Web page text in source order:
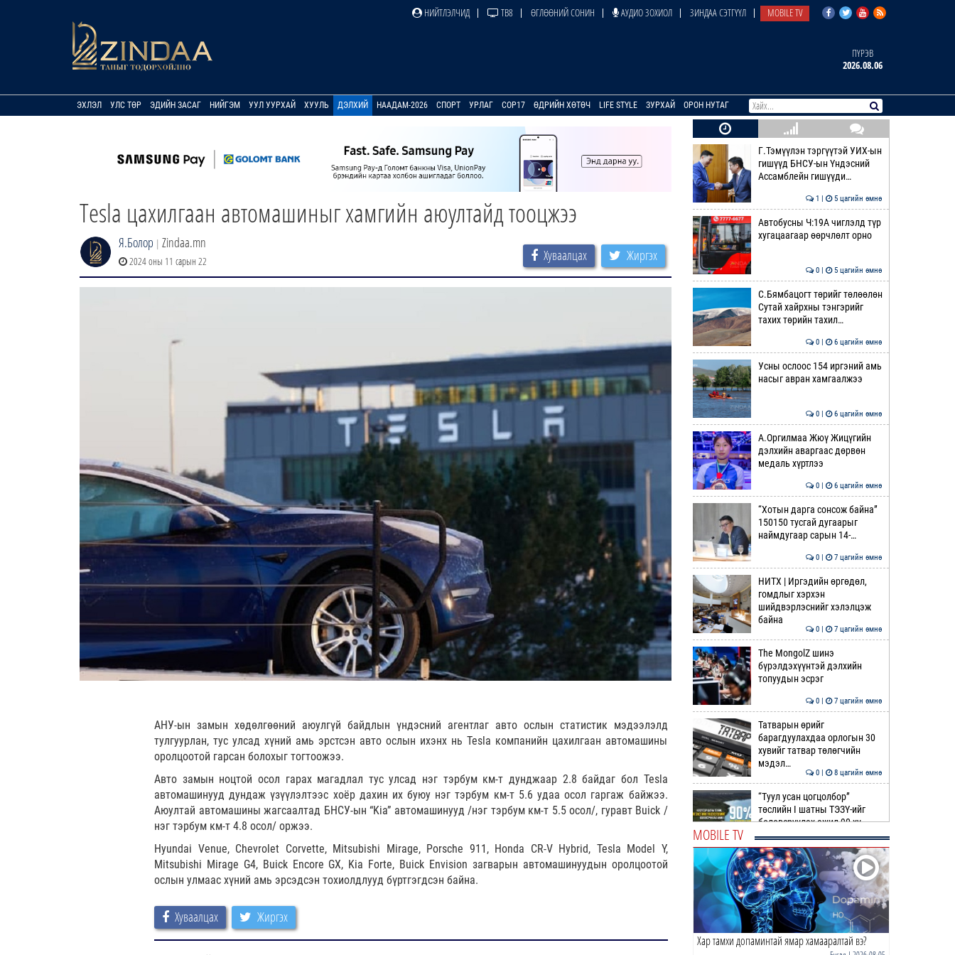
НИЙТЛЭЛЧИД ТВ8 ӨГЛӨӨНИЙ СОНИН АУДИО ЗОХИОЛ ЗИНДАА СЭТГҮҮЛ MOBILE TV
ПҮРЭВ
2026.08.06
ЭХЛЭЛ УЛС ТӨР ЭДИЙН ЗАСАГ НИЙГЭМ УУЛ УУРХАЙ ХУУЛЬ ДЭЛХИЙ НААДАМ-2026 СПОРТ УРЛАГ COP17 ӨДРИЙН ХӨТӨЧ LIFE STYLE ЗУРХАЙ ОРОН НУТАГ
Tesla цахилгаан автомашиныг хамгийн аюултайд тооцжээ
Я.Болор | Zindaa.mn
2024 оны 11 сарын 22 Хуваалцах Жиргэх
АНУ-ын замын хөдөлгөөний аюулгүй байдлын үндэсний агентлаг авто ослын статистик мэдээлэлд
тулгуурлан, тус улсад хүний амь эрстсэн авто ослын ихэнх нь Tesla компанийн цахилгаан автомашины
оролцоотой гарсан болохыг тогтоожээ.
Авто замын ноцтой осол гарах магадлал тус улсад нэг тэрбум км-т дунджаар 2.8 байдаг бол Tesla
автомашинууд дундаж үзүүлэлтээс хоёр дахин их буюу нэг тэрбум км-т 5.6 удаа осол гаргаж байжээ.
Аюултай автомашины жагсаалтад БНСУ-ын “Kia” автомашинууд /нэг тэрбум км-т 5.5 осол/, гуравт Buick /
нэг тэрбум км-т 4.8 осол/ оржээ.
Hyundai Venue, Chevrolet Corvette, Mitsubishi Mirage, Porsche 911, Honda CR-V Hybrid, Tesla Model Y,
Mitsubishi Mirage G4, Buick Encore GX, Kia Forte, Buick Envision загварын автомашинуудын оролцоотой
ослын улмаас хүний амь эрсэдсэн тохиолдлууд бүртгэгдсэн байна.
Хуваалцах Жиргэх
Г.Тэмүүлэн тэргүүтэй УИХ-ын
гишүүд БНСУ-ын Үндэсний
Ассамблейн гишүүди…
1 | 5 цагийн өмнө
Автобусны Ч:19А чиглэлд түр
хугацаагаар өөрчлөлт орно
0 | 5 цагийн өмнө
С.Бямбацогт төрийг төлөөлөн
Сутай хайрхны тэнгэрийг
тахих төрийн тахил…
0 | 6 цагийн өмнө
Усны ослоос 154 иргэний амь
насыг авран хамгаалжээ
0 | 6 цагийн өмнө
А.Оргилмаа Жюү Жицүгийн
дэлхийн аваргаас дөрвөн
медаль хүртлээ
0 | 6 цагийн өмнө
“Хотын дарга сонсож байна”
150150 тусгай дугаарыг
наймдугаар сарын 14-…
0 | 7 цагийн өмнө
НИТХ | Иргэдийн өргөдөл,
гомдлыг хэрхэн
шийдвэрлэснийг хэлэлцэж
байна
0 | 7 цагийн өмнө
The MongolZ шинэ
бүрэлдэхүүнтэй дэлхийн
топуудын эсрэг
0 | 7 цагийн өмнө
Татварын өрийг
барагдуулахдаа орлогын 30
хувийг татвар төлөгчийн
мэдэл…
0 | 8 цагийн өмнө
“Туул усан цогцолбор”
төслийн I шатны ТЭЗҮ-ийг
боловсруулах ажил 90 ху…
Нийслэлийн иргэдийн
Төлөөлөгчдийн Хурлын
Ээлжит VIII хуралдаан
эхэллээ
0 | 8 цагийн өмнө
ТОО | Гадаад валютын нөөц
MOBILE TV
Хар тамхи допаминтай ямар хамааралтай вэ?